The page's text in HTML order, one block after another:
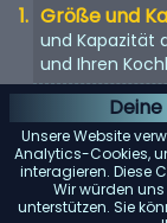
Unsere Website
Analytics-Cookies,
interagieren. Diese
Wir würden uns
unterstützen. Sie
Größe und
und Kapazität
und Ihren
nur Geld bei